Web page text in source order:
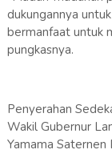
dukungannya
bermanfaat untuk
pungkasnya.
Penyerahan
Wakil Gubernur
Yamama Saternen